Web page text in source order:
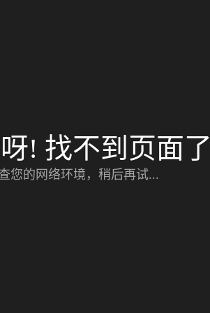
! 找不到页面了
您的网络环境，稍后再试...